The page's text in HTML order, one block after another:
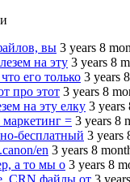
вы 3 years 8
на эту 3 years 8
его только 3 years
про этот 3 years 8
на эту елку 3 years
маркетинг = 3 years 8
бесплатный 3 years
en 3 years 8
а то мы о 3 years 8
.CRN файлы от 3